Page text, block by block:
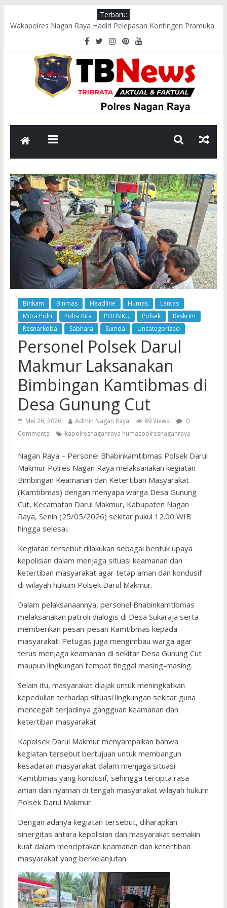
Terbaru:
Wakapolres Nagan Raya Hadiri Pelepasan Kontingen Pramuka
Menuju Cibubur di Pendopo Bupati
Polsek Seunagan Timur Gelar Pengaturan Lalu Lintas Pagi di
Lokasi Rawan Kecelakaan dan Kemacetan
Polsek Tadu Raya Sambangi Dapur MBG, Pastikan Kebersihan
dan Kelayakan Pengolahan Makanan
sambut HUT ke-81 RI, Bhabinkamtibmas Polsek Seunagan
Ajak Warga Kibarkan Bendera Merah Putih
Polsek Kuala Polres Nagan Raya Gelar Patroli dan Sosialisasi
Pencegahan Karhutla
Binkam Binmas Headline Humas
Lantas
Mitra Polri
Polisi Kita POLISIKU Polsek
Reskrim
Resnarkoba
Sabhara Sumda Uncategorized
Personel Polsek Darul
Makmur Laksanakan
Bimbingan Kamtibmas di
Desa Gunung Cut
Mei 26, 2026 Admin Nagan Raya 89 Views
0
Comments
kapolresnaganraya humaspolresnaganraya
Nagan Raya – Personel Bhabinkamtibmas Polsek Darul
Makmur Polres Nagan Raya melaksanakan kegiatan
Bimbingan Keamanan dan Ketertiban Masyarakat
(Kamtibmas) dengan menyapa warga Desa Gunung
Cut, Kecamatan Darul Makmur, Kabupaten Nagan
Raya, Senin (25/05/2026) sekitar pukul 12.00 WIB
hingga selesai.
Kegiatan tersebut dilakukan sebagai bentuk upaya
kepolisian dalam menjaga situasi keamanan dan
ketertiban masyarakat agar tetap aman dan kondusif
di wilayah hukum Polsek Darul Makmur.
Dalam pelaksanaannya, personel Bhabinkamtibmas
melaksanakan patroli dialogis di Desa Sukaraja serta
memberikan pesan-pesan Kamtibmas kepada
masyarakat. Petugas juga mengimbau warga agar
terus menjaga keamanan di sekitar Desa Gunung Cut
maupun lingkungan tempat tinggal masing-masing.
Selain itu, masyarakat diajak untuk meningkatkan
kepedulian terhadap situasi lingkungan sekitar guna
mencegah terjadinya gangguan keamanan dan
ketertiban masyarakat.
Kapolsek Darul Makmur menyampaikan bahwa
kegiatan tersebut bertujuan untuk membangun
kesadaran masyarakat dalam menjaga situasi
Kamtibmas yang kondusif, sehingga tercipta rasa
aman dan nyaman di tengah masyarakat wilayah hukum
Polsek Darul Makmur.
Dengan adanya kegiatan tersebut, diharapkan
sinergitas antara kepolisian dan masyarakat semakin
kuat dalam menciptakan keamanan dan ketertiban
masyarakat yang berkelanjutan.